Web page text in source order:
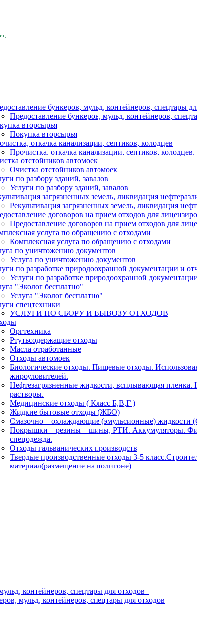
бункеров, мульд, контейнеров, спецтары
Предоставление бункеров, мульд, контейнеров,
вторсырья
Покупка вторсырья
откачка канализации, септиков, колодцев
Прочистка, откачка канализации, септиков, колодцев,
отстойников автомоек
Очистка отстойников автомоек
по разбору зданий, завалов
Услуги по разбору зданий, завалов
загрязненных земель, ликвидация
Рекультивация загрязненных земель, ликвидация
договоров на прием отходов для
Предоставление договоров на прием отходов для
услуга по обращению с отходами
Комплексная услуга по обращению с отходами
по уничтожению документов
Услуга по уничтожению документов
по разработке природоохранной документации и
Услуги по разработке природоохранной
"Эколог бесплатно"
Услуга "Эколог бесплатно"
спецтехники
УСЛУГИ ПО СБОРУ И ВЫВОЗУ ОТХОДОВ
Оргтехника
Ртутьсодержащие отходы
Масла отработанные
Отходы автомоек
Биологические отходы. Пищевые отходы.
жироуловителей.
Нефтезагрязненные жидкости, всплывающая
растворы.
Медицинские отходы ( Класс Б,В,Г )
Жидкие бытовые отходы (ЖБО)
Смазочно – охлаждающие (эмульсионные)
Покрышки – резины – шины, РТИ. Аккумуляторы.
спецодежда.
Отходы гальванических производств
Твердые производственные отходы 3-5
материал(размещение на полигоне)
контейнеров, спецтары для отходов
мульд, контейнеров, спецтары для отходов